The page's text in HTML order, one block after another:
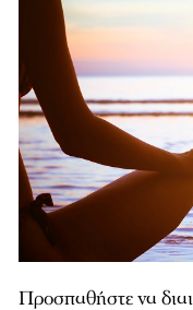
Προσπαθήστε να